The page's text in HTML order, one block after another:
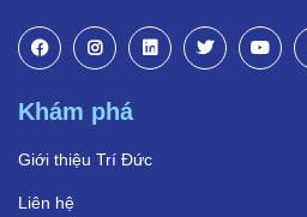
Khám phá
Giới thiệu Trí Đức
Liên hệ